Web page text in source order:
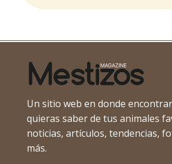
Un sitio web en donde
quieras saber de tus animales
noticias, artículos, tendencias,
más.